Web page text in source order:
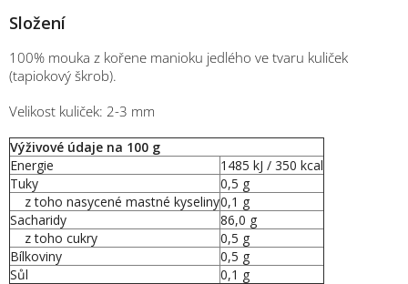
Složení
100% mouka z kořene manioku jedlého ve tvaru kuliček
(tapiokový škrob).
Velikost kuliček: 2-3 mm
Výživové údaje na 100 g
Energie
1485 kJ / 350 kcal
Tuky
0,5 g
z toho nasycené mastné kyseliny0,1 g
Sacharidy
86,0 g
z toho cukry
0,5 g
Bílkoviny
0,5 g
Sůl
0,1 g